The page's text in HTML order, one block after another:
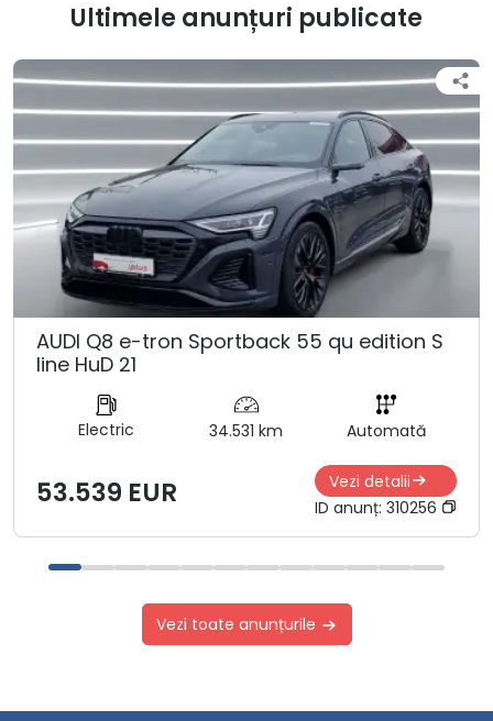
Ultimele anunțuri publicate
AUDI Q8 e-tron Sportback 55 qu edition S
line HuD 21
Electric 34.531 km Automată
53.539 EUR
Vezi detalii
ID anunț: 310256
Vezi toate anunțurile